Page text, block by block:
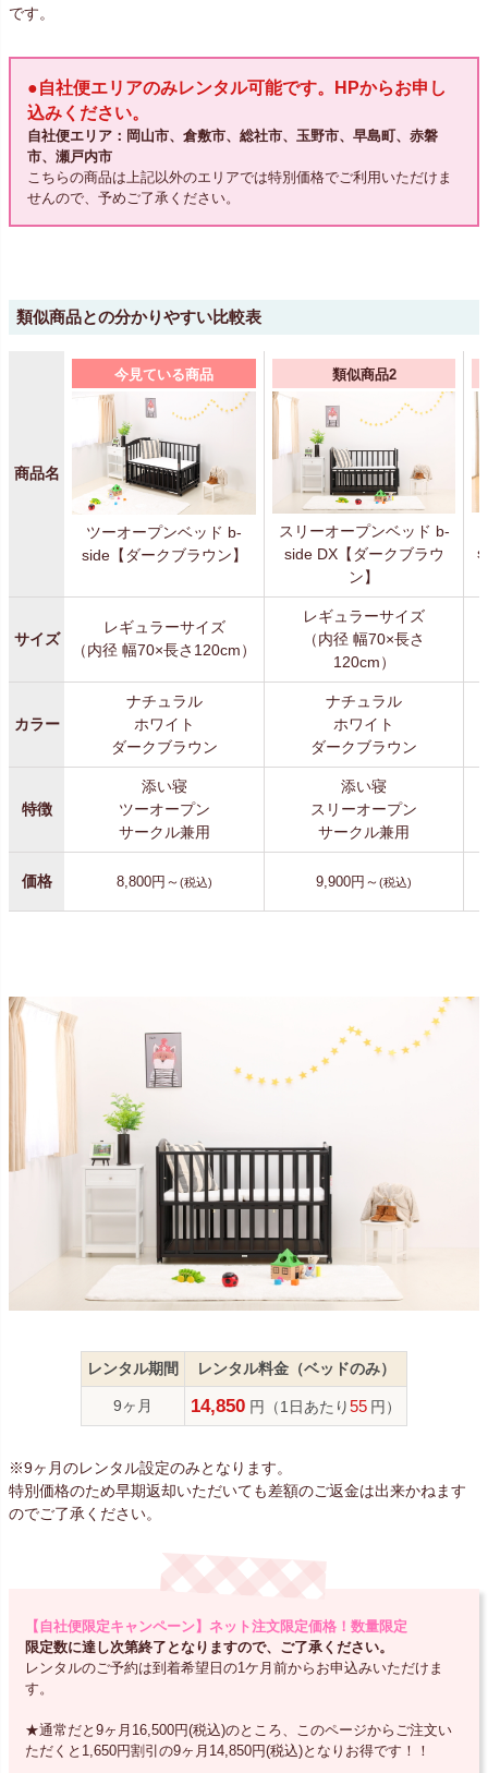
です。
●自社便エリアのみレンタル可能です。HPからお申し
込みください。
自社便エリア：岡山市、倉敷市、総社市、玉野市、早島町、赤磐
市、瀬戸内市
こちらの商品は上記以外のエリアでは特別価格でご利用いただけま
せんので、予めご了承ください。
類似商品との分かりやすい比較表
商品名
今見ている商品
ツーオープンベッド b-
side【ダークブラウン】
類似商品2
スリーオープンベッド b-
side DX【ダークブラウ
ン】
サイズ
レギュラーサイズ
（内径 幅70×長さ120cm）
レギュラーサイズ
（内径 幅70×長さ
120cm）
カラー
ナチュラル
ホワイト
ダークブラウン
ナチュラル
ホワイト
ダークブラウン
特徴
添い寝
ツーオープン
サークル兼用
添い寝
スリーオープン
サークル兼用
価格 8,800円～ (税込) 9,900円～ (税込)
レンタル期間 レンタル料金（ベッドのみ）
9ヶ月 14,850 円 （1日あたり55 円）
※9ヶ月のレンタル設定のみとなります。
特別価格のため早期返却いただいても差額のご返金は出来かねます
のでご了承ください。
【自社便限定キャンペーン】ネット注文限定価格！数量限定
限定数に達し次第終了となりますので、ご了承ください。
レンタルのご予約は到着希望日の1ケ月前からお申込みいただけま
す。
★通常だと9ヶ月16,500円(税込)のところ、このページからご注文い
ただくと1,650円割引の9ヶ月14,850円(税込)となりお得です！！